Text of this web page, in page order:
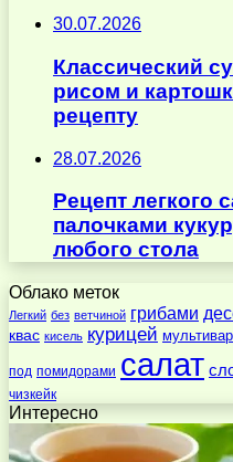
30.07.2026
Классический
рисом и
рецепту
28.07.2026
Рецепт легкого
палочками
любого стола
Облако меток
Легкий без ветчиной грибами
квас кисель курицей
под помидорами салат
чизкейк
Интересно